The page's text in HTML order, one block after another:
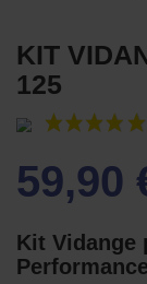
KIT
125
59,90
Kit Vidange